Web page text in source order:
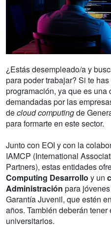
¿Estás desempleado/a y
para poder trabajar? Si te
programación, ya que es una
demandadas por las
decloud computingde
para formarte en este sector.
Junto con EOI y con la
IAMCP (International
Partners), estas entidades
Computing Desarrollo y un
Administración para
Garantía Juvenil, que estén
años. También deberán
universitarios.